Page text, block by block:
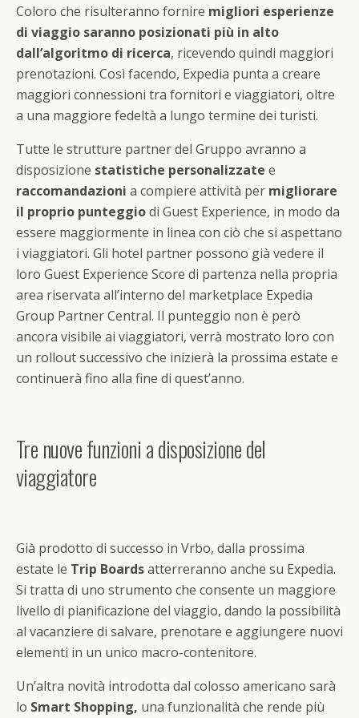
Coloro che risulteranno fornire migliori esperienze
di viaggio saranno posizionati più in alto
dall’algoritmo di ricerca, ricevendo quindi maggiori
prenotazioni. Così facendo, Expedia punta a creare
maggiori connessioni tra fornitori e viaggiatori, oltre
a una maggiore fedeltà a lungo termine dei turisti.
Tutte le strutture partner del Gruppo avranno a
disposizione statistiche personalizzate e
raccomandazioni a compiere attività per migliorare
il proprio punteggiodi Guest Experience, in modo da
essere maggiormente in linea con ciò che si aspettano
i viaggiatori. Gli hotel partner possono già vedere il
loro Guest Experience Score di partenza nella propria
area riservata all’interno del marketplace Expedia
Group Partner Central. Il punteggio non è però
ancora visibile ai viaggiatori, verrà mostrato loro con
un rollout successivo che inizierà la prossima estate e
continuerà fino alla fine di quest’anno.
Tre nuove funzioni a disposizione del
viaggiatore
Già prodotto di successo in Vrbo, dalla prossima
estate le Trip Boardsatterreranno anche su Expedia.
Si tratta di uno strumento che consente un maggiore
livello di pianificazione del viaggio, dando la possibilità
al vacanziere di salvare, prenotare e aggiungere nuovi
elementi in un unico macro-contenitore.
Un’altra novità introdotta dal colosso americano sarà
lo Smart Shopping, una funzionalità che rende più